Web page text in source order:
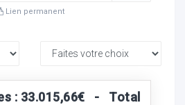
Lien permanent
: 33.015,66€ - Total